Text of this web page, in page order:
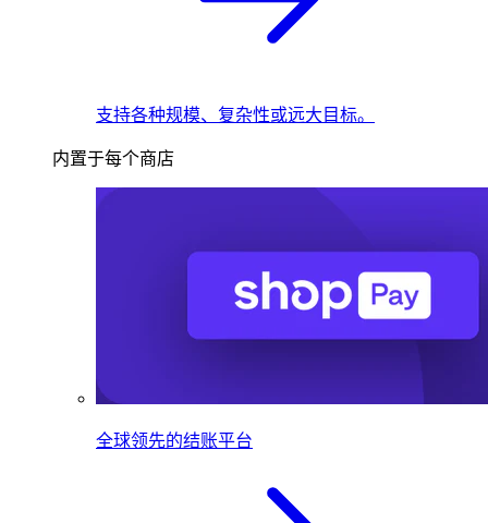
支持各种规模、复杂性或远大目标。
内置于每个商店
全球领先的结账平台